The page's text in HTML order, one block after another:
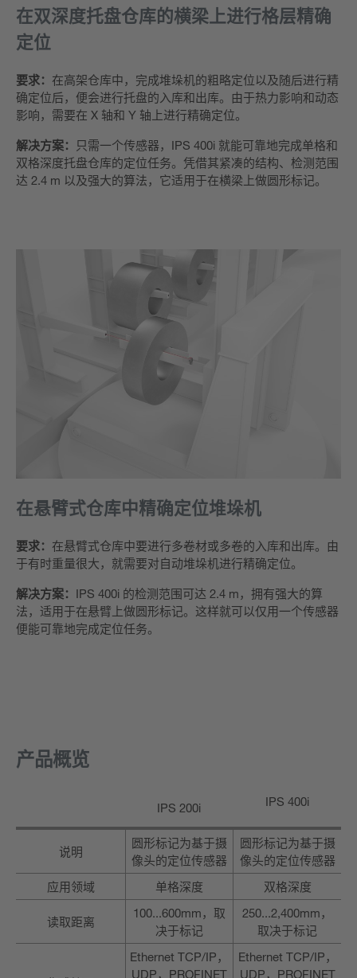
在双深度托盘仓库的横梁上进行格层精确
定位
要求： 在高架仓库中，完成堆垛机的粗略定位以及随后进行精
确定位后，便会进行托盘的入库和出库。由于热力影响和动态
影响，需要在 X 轴和 Y 轴上进行精确定位。
解决方案：
只需一个传感器，IPS 400i 就能可靠地完成单格和
双格深度托盘仓库的定位任务。凭借其紧凑的结构、检测范围
达 2.4 m 以及强大的算法，它适用于在横梁上做圆形标记。
在悬臂式仓库中精确定位堆垛机
要求： 在悬臂式仓库中要进行多卷材或多卷的入库和出库。由
于有时重量很大，就需要对自动堆垛机进行精确定位。
解决方案： IPS 400i 的检测范围可达 2.4 m，拥有强大的算
法，适用于在悬臂上做圆形标记。这样就可以仅用一个传感器
便能可靠地完成定位任务。
产品概览
IPS 200i IPS 400i
说明
圆形标记为基于摄
像头的定位传感器
圆形标记为基于摄
像头的定位传感器
应用领域
单格深度 双格深度
读取距离
100...600mm，取
决于标记
250...2,400mm，
取决于标记
Ethernet TCP/IP，
UDP，PROFINET
Ethernet TCP/IP，
UDP，PROFINET